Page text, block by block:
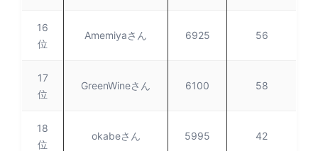
16
位
Amemiyaさん 6925 56
17
位
GreenWineさん 6100 58
18
位
okabeさん 5995 42